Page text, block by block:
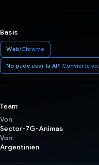
Basis
Web/Chrome
No pude usar la API Convierte
Team
Von
Sector-7G-Animas
Von
Argentinien